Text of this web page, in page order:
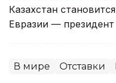
Казахстан
Евразии —
В мире Отставки